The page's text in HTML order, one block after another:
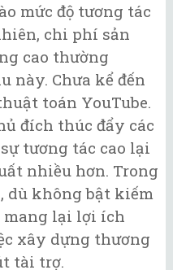
mức độ tương tác
chi phí sản
cao thường
này. Chưa kể đến
toán YouTube.
đích thúc đẩy các
tương tác cao lại
nhiều hơn. Trong
dù không bật kiếm
mang lại lợi ích
xây dựng thương
tài trợ.